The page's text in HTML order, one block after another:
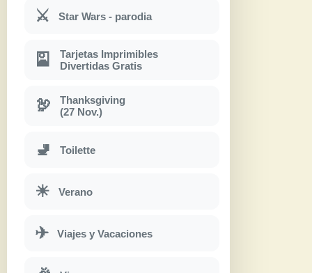
⚔ Star Wars - parodia
🎴
Tarjetas Imprimibles
Divertidas Gratis
🦃
Thanksgiving
(27 Nov.)
🚽 Toilette
☀ Verano
✈ Viajes y Vacaciones